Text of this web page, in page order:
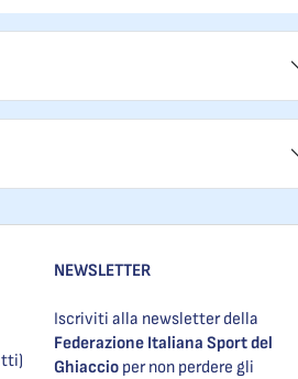
NEWSLETTER
Iscriviti alla newsletter della
Federazione Italiana Sport del
Ghiaccio per non perdere gli